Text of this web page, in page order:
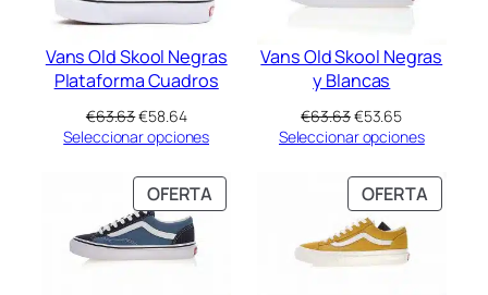
Vans Old Skool Negras
Plataforma Cuadros
€63.63El
precio
era:
€63.63.
€58.64El
precio
es:
€58.64.
Seleccionar opciones
Vans Old Skool Negras
y Blancas
€63.63El
precio
era:
€63.63.
€53.65El
precio
es:
€53.65.
Seleccionar opciones
OFERTA
EN
OFERTA
EN